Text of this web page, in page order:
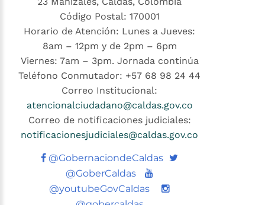
Código Postal: 170001
Horario de Atención: Lunes a Jueves:
8am – 12pm y de 2pm – 6pm
Viernes: 7am – 3pm. Jornada continúa
Teléfono Conmutador: +57 68 98 24 44
Correo Institucional:
atencionalciudadano@caldas.gov.co
Correo de notificaciones judiciales:
notificacionesjudiciales@caldas.gov.co
@GobernaciondeCaldas Twitter
@GoberCaldas
Youtube
@youtubeGovCaldas